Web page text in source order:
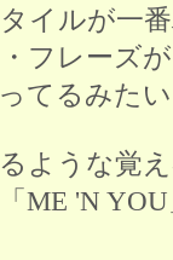
イルが一
フレーズ
てるみた
ような覚
ME 'N